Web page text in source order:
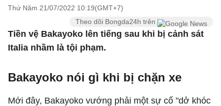
Thứ Năm 21/07/2022 10:19(GMT+7)
Theo dõi Bongda24h trên
Tiền vệ Bakayoko lên tiếng sau khi bị cảnh sát
Italia nhầm là tội phạm.
Bakayoko nói gì khi bị chặn xe
Mới đây, Bakayoko vướng phải một sự cố "dở khóc